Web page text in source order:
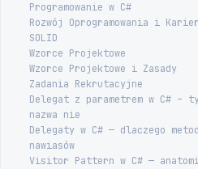
Programowanie w C#
Rozwój Oprogramowania i
SOLID
Wzorce Projektowe
Wzorce Projektowe i Zasady
Zadania Rekrutacyjne
Delegat z parametrem w C# –
nazwa nie
Delegaty w C# — dlaczego
nawiasów
Visitor Pattern w C# —